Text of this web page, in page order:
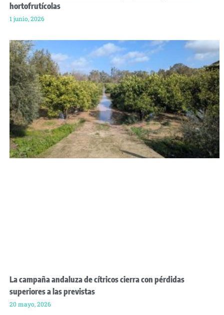
hortofrutícolas
1 junio, 2026
La campaña andaluza de cítricos cierra con pérdidas
superiores a las previstas
20 mayo, 2026